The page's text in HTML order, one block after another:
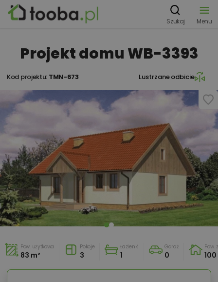
Szukaj Menu
Projekt domu WB-3393
Kod projektu: TMN-673 Lustrzane odbicie
Pow. użytkowa
83 m²
Pokoje
3
Łazienki
1
Garaż
0
Pow.